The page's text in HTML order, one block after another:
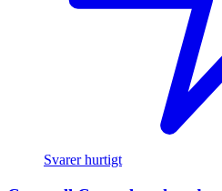
Svarer hurtigt